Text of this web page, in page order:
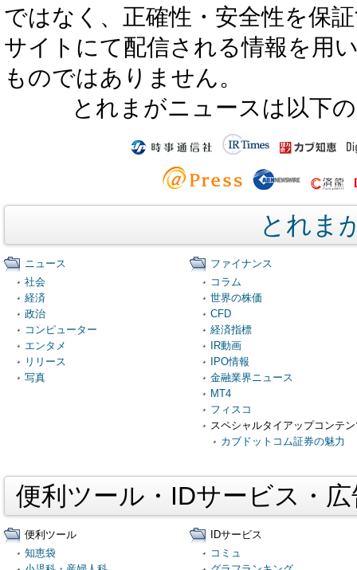
ではなく、正確性・安全性を保
サイトにて配信される情報を用
ものではありません。
とれまがニュースは以下
とれま
ニュース
社会
経済
政治
コンピューター
エンタメ
リリース
写真
ファイナンス
コラム
世界の株価
CFD
経済指標
IR動画
IPO情報
金融業界ニュース
MT4
フィスコ
スペシャルタイアップコンテ
カブドットコム証券の魅力
便利ツール・IDサービス・
便利ツール
知恵袋
IDサービス
コミュ